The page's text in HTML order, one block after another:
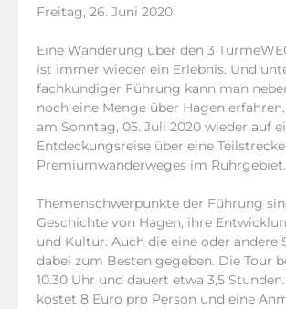
Freitag, 26. Juni 2020
Eine Wanderung über den 3
ist immer wieder ein Erlebnis. Und
fachkundiger Führung kann man
noch eine Menge über Hagen
am Sonntag, 05. Juli 2020 wieder auf
Entdeckungsreise über eine
Premiumwanderweges im Ruhrgebiet.
Themenschwerpunkte der Führung
Geschichte von Hagen, ihre
und Kultur. Auch die eine oder andere
dabei zum Besten gegeben. Die Tour
10.30 Uhr und dauert etwa 3,5
kostet 8 Euro pro Person und eine